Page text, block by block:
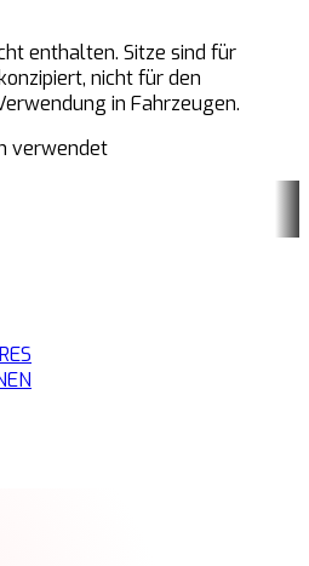
enthalten. Sitze sind für
nicht für den
in Fahrzeugen.
verwendet